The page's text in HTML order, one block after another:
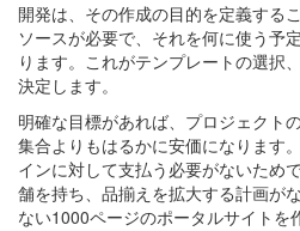
開発は、その作成の目的を定義する
ソースが必要で、それを何に使う予
ります。これがテンプレートの選択
決定します。
明確な目標があれば、プロジェクト
集合よりもはるかに安価になります
インに対して支払う必要がないため
舗を持ち、品揃えを拡大する計画が
ない1000ページのポータルサイトを